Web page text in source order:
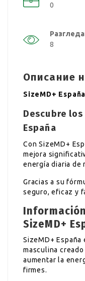
0
8
Описание
SizeMD+
Descubre
España
Con SizeMD+
mejora
energía diaria de
Gracias a su
seguro, eficaz y
SizeMD+
SizeMD+
masculina
aumentar la
firmes.